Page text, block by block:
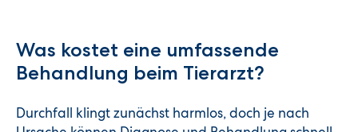
Was kostet eine umfassende
Behandlung beim Tierarzt?
Durchfall klingt zunächst harmlos, doch je nach